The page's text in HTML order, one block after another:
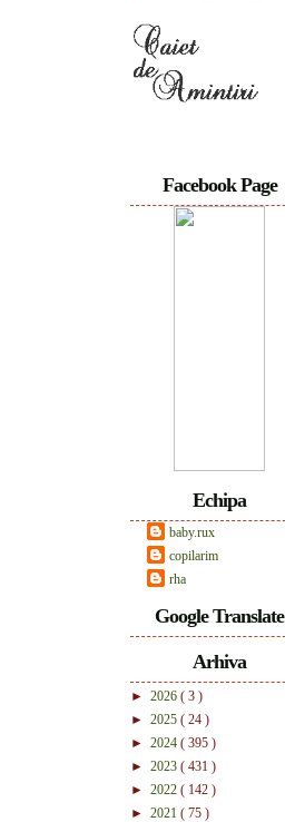
Facebook Page
Echipa
baby.rux
copilarim
rha
Google Translate
Arhiva
► 2026 ( 3 )
► 2025 ( 24 )
► 2024 ( 395 )
► 2023 ( 431 )
► 2022 ( 142 )
► 2021 ( 75 )